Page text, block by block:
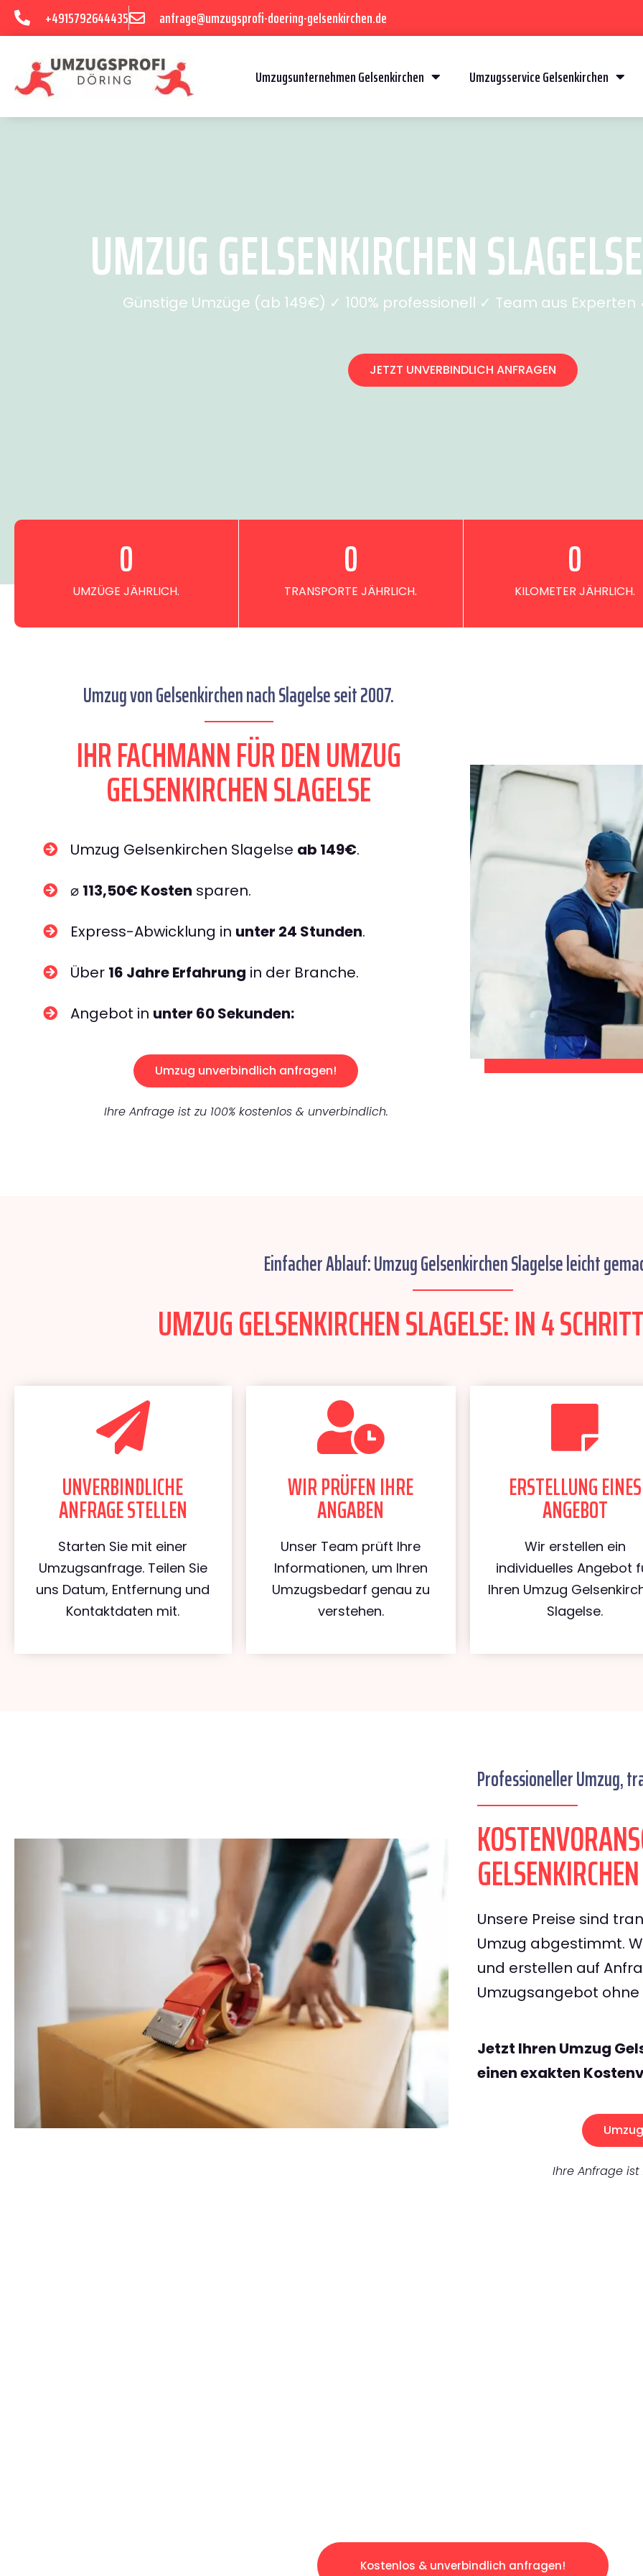
+4915792644435 anfrage@umzugsprofi-doering-gelsenkirchen.de
Umzugsunternehmen Gelsenkirchen Umzugsservice Gelsenkirchen
UMZUG GELSENKIRCHEN
Günstige Umzüge (ab 149€) ✓ 100% professionell ✓ Team aus
JETZT UNVERBINDLICH ANFRAGEN
UMZÜGE JÄHRLICH.
0
TRANSPORTE JÄHRLICH.
0
KILOMETER JÄHRLICH.
0
Umzug von Gelsenkirchen nach Slagelse seit 2007.
IHR FACHMANN FÜR DEN UMZUG
GELSENKIRCHEN SLAGELSE
Umzug Gelsenkirchen Slagelse ab 149€.
⌀ 113,50€ Kosten sparen.
Express-Abwicklung in unter 24 Stunden.
Über 16 Jahre Erfahrung in der Branche.
Angebot in unter 60 Sekunden:
Umzug unverbindlich anfragen!
Ihre Anfrage ist zu 100% kostenlos & unverbindlich.
Einfacher Ablauf: Umzug Gelsenkirchen Slagelse leicht
UMZUG GELSENKIRCHEN SLAGELSE: IN 4
UNVERBINDLICHE
ANFRAGE STELLEN
Starten Sie mit einer
Umzugsanfrage. Teilen Sie
uns Datum, Entfernung und
Kontaktdaten mit.
WIR PRÜFEN IHRE
ANGABEN
Unser Team prüft Ihre
Informationen, um Ihren
Umzugsbedarf genau zu
verstehen.
ERSTELLUNG EINES
ANGEBOT
Wir erstellen ein
individuelles Angebot
Ihren Umzug
Slagelse.
Professioneller Umzug,
Unsere Preise sind
Umzug abgestimmt.
und erstellen auf
Umzugsangebot
Jetzt Ihren Umzug
einen exakten
Ihre Anfrage ist
Kostenlos & unverbindlich anfragen!